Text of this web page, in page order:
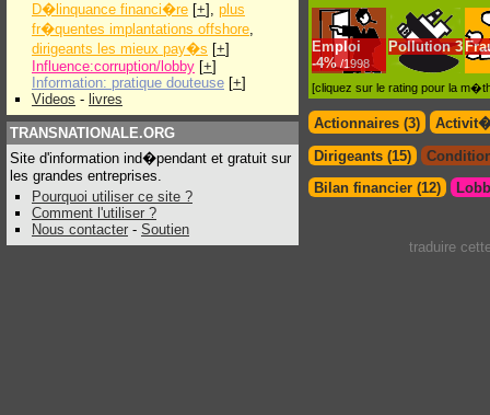
D�linquance financi�re [+], plus
fr�quentes implantations offshore,
dirigeants les mieux pay�s [+]
Influence:corruption/lobby [+]
Information: pratique douteuse [+]
Videos - livres
TRANSNATIONALE.ORG
Site d'information ind�pendant et gratuit sur
les grandes entreprises.
Pourquoi utiliser ce site ?
Comment l'utiliser ?
Nous contacter - Soutien
Emploi
-4% /1998
Pollution 3
[cliquez sur le rating pour la
Actionnaires (3)
Dirigeants (15)
Bilan financier (12)
traduire